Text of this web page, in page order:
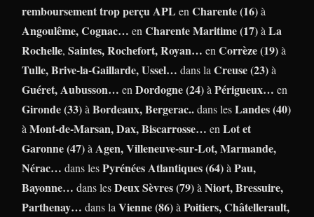
remboursement trop perçu APL en Charente (16)à
Angoulême, Cognac… en Charente Maritime (17)à La
Rochelle, Saintes, Rochefort, Royan… en Corrèze (19)à
Tulle, Brive-la-Gaillarde, Ussel… dans la Creuse (23)à
Guéret, Aubusson… en Dordogne (24)à Périgueux… en
Gironde (33)à Bordeaux, Bergerac..dans lesLandes (40)
à Mont-de-Marsan, Dax, Biscarrosse… en Lot et
Garonne (47)à Agen, Villeneuve-sur-Lot, Marmande,
Nérac… dans lesPyrénées Atlantiques (64)à Pau,
Bayonne… dans lesDeux Sèvres (79)à Niort, Bressuire,
Parthenay… dans la Vienne (86)à Poitiers, Châtellerault,